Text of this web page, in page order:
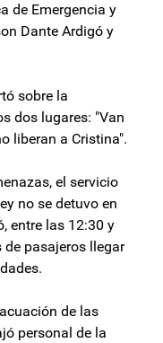
de Emergencia y
Dante Ardigó y
sobre la
dos lugares: "Van
liberan a Cristina".
el servicio
no se detuvo en
entre las 12:30 y
de pasajeros llegar
de las
personal de la